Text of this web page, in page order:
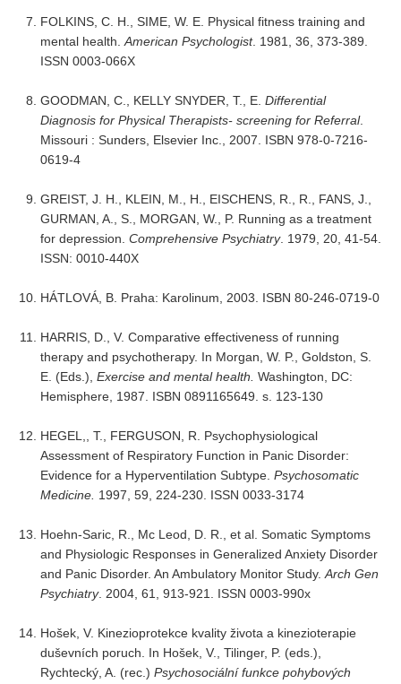
FOLKINS, C. H., SIME, W. E. Physical fitness training and
mental health. American Psychologist. 1981, 36, 373-389.
ISSN 0003-066X
GOODMAN, C., KELLY SNYDER, T., E. Differential
Diagnosis for Physical Therapists- screening for Referral.
Missouri : Sunders, Elsevier Inc., 2007. ISBN 978-0-7216-
0619-4
GREIST, J. H., KLEIN, M., H., EISCHENS, R., R., FANS, J.,
GURMAN, A., S., MORGAN, W., P. Running as a treatment
for depression. Comprehensive Psychiatry. 1979, 20, 41-54.
ISSN: 0010-440X
HÁTLOVÁ, B. Praha: Karolinum, 2003. ISBN 80-246-0719-0
HARRIS, D., V. Comparative effectiveness of running
therapy and psychotherapy. In Morgan, W. P., Goldston, S.
E. (Eds.), Exercise and mental health. Washington, DC:
Hemisphere, 1987. ISBN 0891165649. s. 123-130
HEGEL,, T., FERGUSON, R. Psychophysiological
Assessment of Respiratory Function in Panic Disorder:
Evidence for a Hyperventilation Subtype. Psychosomatic
Medicine. 1997, 59, 224-230. ISSN 0033-3174
Hoehn-Saric, R., Mc Leod, D. R., et al. Somatic Symptoms
and Physiologic Responses in Generalized Anxiety Disorder
and Panic Disorder. An Ambulatory Monitor Study. Arch Gen
Psychiatry. 2004, 61, 913-921. ISSN 0003-990x
Hošek, V. Kinezioprotekce kvality života a kinezioterapie
duševních poruch. In Hošek, V., Tilinger, P. (eds.),
Rychtecký, A. (rec.) Psychosociální funkce pohybových